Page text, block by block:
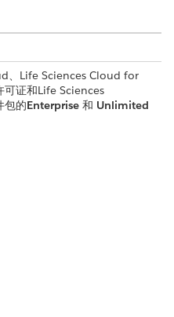
、Life Sciences Cloud for
证和Life Sciences
包的Enterprise 和 Unlimited
，创建提供商关联记录或更新
后，Salesforce 会自动创建机
— John Smith。请参阅